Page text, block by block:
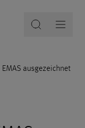
EMAS ausgezeichnet